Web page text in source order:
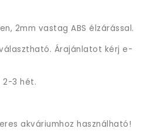
2mm vastag ABS élzárással.
Árajánlatot kérj e-
2-3 hét.
akváriumhoz használható!